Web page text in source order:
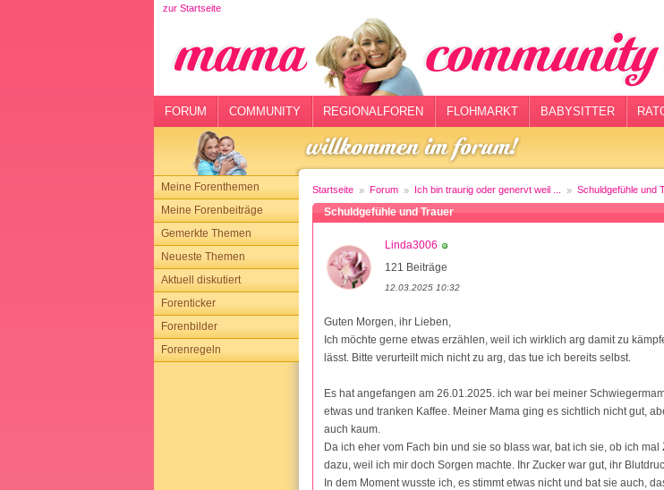
zur Startseite
FORUM COMMUNITY REGIONALFOREN FLOHMARKT BABYSITTER
Meine Forenthemen
Meine Forenbeiträge
Gemerkte Themen
Neueste Themen
Aktuell diskutiert
Forenticker
Forenbilder
Forenregeln
Startseite Forum Ich bin traurig oder genervt weil ... Schuldgefühle und
Schuldgefühle und Trauer
Linda3006
121 Beiträge
12.03.2025 10:32
Guten Morgen, ihr Lieben,
Ich möchte gerne etwas erzählen, weil ich wirklich arg damit zu
lässt. Bitte verurteilt mich nicht zu arg, das tue ich bereits selbst.
Es hat angefangen am 26.01.2025. ich war bei meiner
etwas und tranken Kaffee. Meiner Mama ging es sichtlich nicht gut,
auch kaum.
Da ich eher vom Fach bin und sie so blass war, bat ich sie, ob ich
dazu, weil ich mir doch Sorgen machte. Ihr Zucker war gut, ihr
In dem Moment wusste ich, es stimmt etwas nicht und bat sie auch,